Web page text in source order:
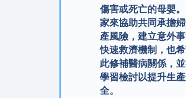
傷害或死亡的母嬰
家來協助共同承擔
產風險，建立意外
快速救濟機制，也
此修補醫病關係，
學習檢討以提升生
全。